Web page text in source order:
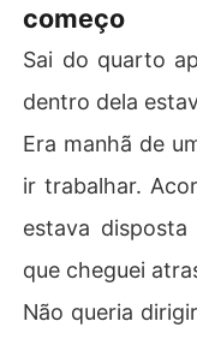
perigosa quanto
Entre recomeçar o
render até a última
começo
Sai do quarto
dentro dela
Era manhã de
ir trabalhar.
estava
que cheguei
Não queria